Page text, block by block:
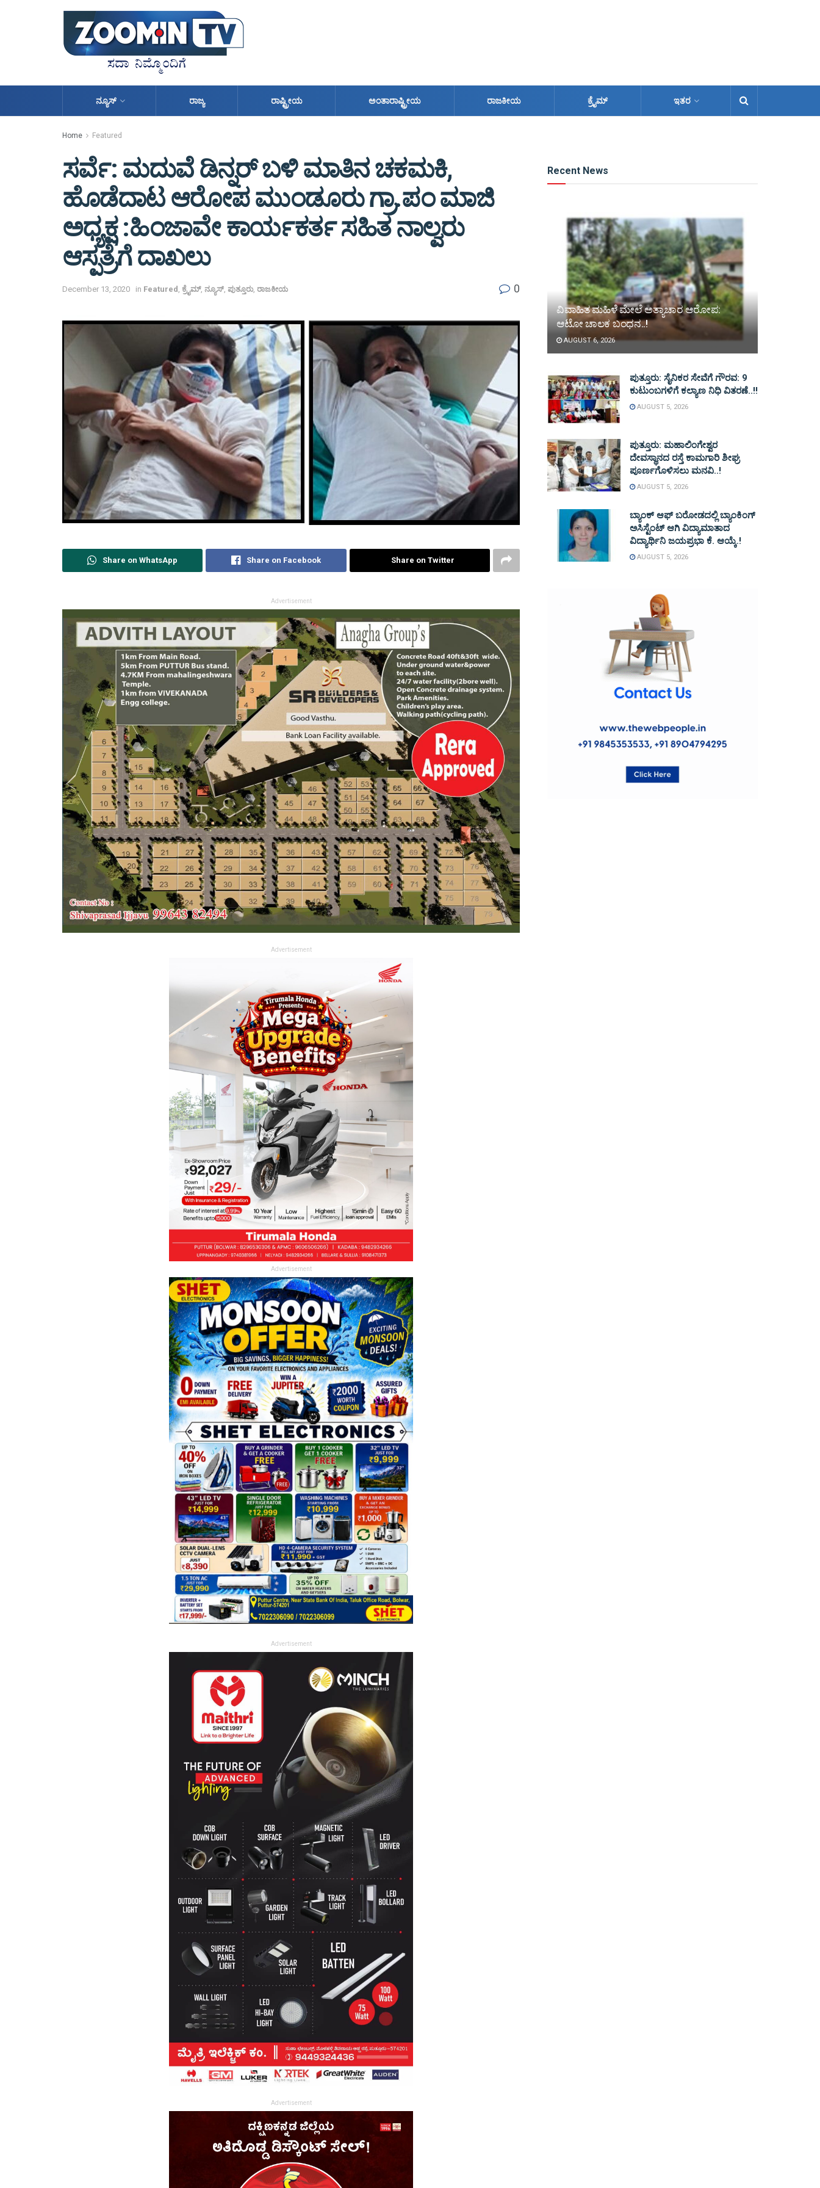
ನ್ಯೂಸ್ ರಾಜ್ಯ ರಾಷ್ಟ್ರೀಯ ಅಂತಾರಾಷ್ಟ್ರೀಯ ರಾಜಕೀಯ ಕ್ರೈಮ್ ಇತರ
Home Featured
ಸರ್ವೆ: ಮದುವೆ ಡಿನ್ನರ್ ಬಳಿ ಮಾತಿನ ಚಕಮಕಿ,
ಹೊಡೆದಾಟ ಆರೋಪ ಮುಂಡೂರು ಗ್ರಾ.ಪಂ ಮಾಜಿ
ಅಧ್ಯಕ್ಷ :ಹಿಂಜಾವೇ ಕಾರ್ಯಕರ್ತ ಸಹಿತ ನಾಲ್ವರು
ಆಸ್ಪತ್ರೆಗೆ ದಾಖಲು
December 13, 2020 in Featured ಕ್ರೈಮ್, ನ್ಯೂಸ್ ಪುತ್ತೂರು ರಾಜಕೀಯ 0
Share on WhatsApp Share on Facebook Share on Twitter
Advertisement
Advertisement
Advertisement
Advertisement
Advertisement
Recent News
ವಿವಾಹಿತ ಮಹಿಳೆ ಮೇಲೆ ಅತ್ಯಾಚಾರ ಆರೋಪ:
ಆಟೋ ಚಾಲಕ ಬಂಧನ..!
AUGUST 6, 2026
ಪುತ್ತೂರು: ಸೈನಿಕರ ಸೇವೆಗೆ ಗೌರವ: 9
ಕುಟುಂಬಗಳಿಗೆ ಕಲ್ಯಾಣ ನಿಧಿ ವಿತರಣೆ..!!
AUGUST 5, 2026
ಪುತ್ತೂರು: ಮಹಾಲಿಂಗೇಶ್ವರ
ದೇವಸ್ಥಾನದ ರಸ್ತೆ ಕಾಮಗಾರಿ ಶೀಘ್ರ
ಪೂರ್ಣಗೊಳಿಸಲು ಮನವಿ..!
AUGUST 5, 2026
ಬ್ಯಾಂಕ್ ಆಫ್ ಬರೋಡದಲ್ಲಿ ಬ್ಯಾಂಕಿಂಗ್
ಅಸಿಸ್ಟೆಂಟ್ ಆಗಿ ವಿದ್ಯಾಮಾತಾದ
ವಿದ್ಯಾರ್ಥಿನಿ ಜಯಪ್ರಭಾ ಕೆ. ಆಯ್ಕೆ.!
AUGUST 5, 2026